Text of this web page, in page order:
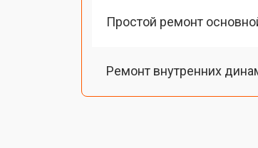
Простой ремонт
Ремонт внутренних